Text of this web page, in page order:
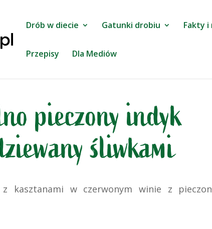
Drób w diecie Gatunki drobiu Fakty i
Przepisy Dla Mediów
pieczony indyk
śliwkami
z kasztanami w czerwonym winie z